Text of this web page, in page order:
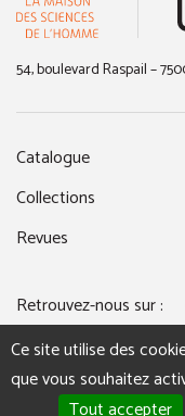
54, boulevard Raspail –
Catalogue
Collections
Revues
Retrouvez-nous sur :
MENTIONS
Ce site utilise des
que vous souhaitez
Tout accepter